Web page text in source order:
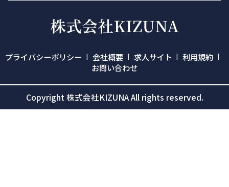
プライバシーポリシー 会社概要 求人サイト
利用規約
お問い合わせ
Copyright 株式会社KIZUNA All rights reserved.